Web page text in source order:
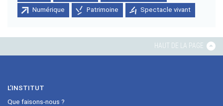
Numérique Patrimoine Spectacle vivant
HAUT DE LA PAGE
L’INSTITUT
Que faisons-nous ?